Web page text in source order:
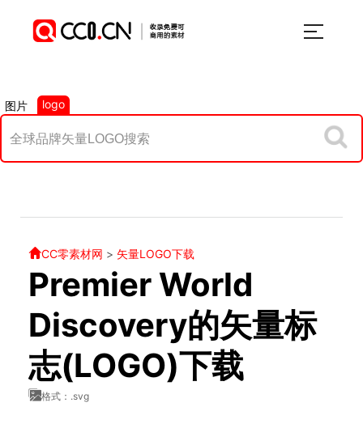
图片 logo
CC零素材网 > 矢量LOGO下载
Premier World
Discovery的矢量标
志(LOGO)下载
格式：.svg